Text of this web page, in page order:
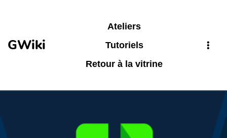
GWiki
Ateliers
Tutoriels
Retour à la vitrine